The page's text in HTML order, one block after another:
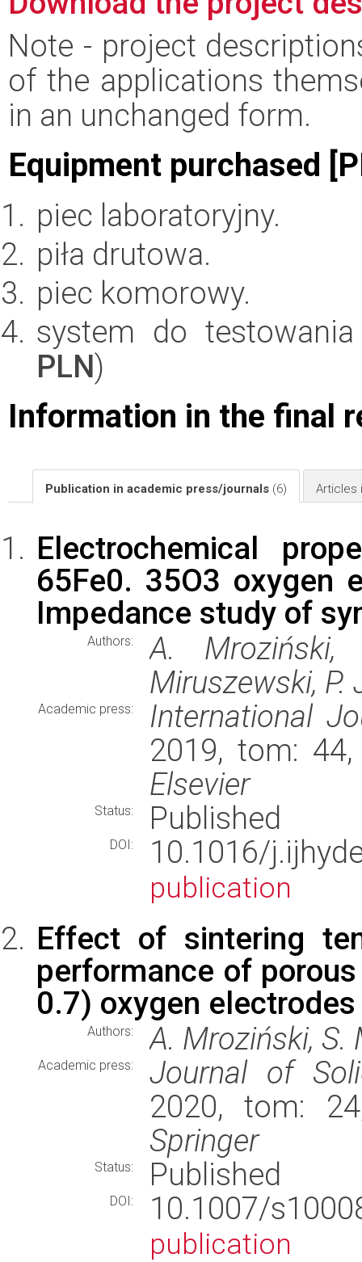
Note - project
of the applications
in an unchanged form.
Equipment purchased
piec laboratoryjny.
piła drutowa.
piec komorowy.
system do
PLN)
Information in the final
Publication in academic press/journals (6) Articles
Electrochemical
65Fe0. 35O3 oxygen
Impedance study of
Authors:
A.
Miruszewski, P.
Academic press:
International
2019, tom:
Elsevier
Status: Published
DOI: 10.1016/
publication
Effect of sintering
performance of
0.7) oxygen
Authors: A. Mroziński, S.
Academic press:
Journal of
2020, tom:
Springer
Status: Published
DOI: 10.1007/
publication